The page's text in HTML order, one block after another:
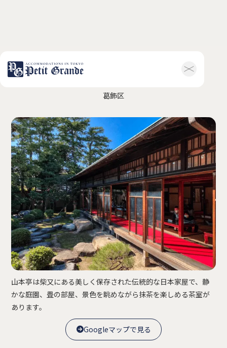
会社概要
キャンペーン
お問い合わせ
ホテル関連情報
トップ
プチグランデミ
ヤビ
利用規約
FAQ
家具付き物件
トップ
空室一覧
お客様の声
利用規約
FAQ
賃貸物件
概要
空室一覧
各種書類一覧
契約の流れ
鍵と保険について
自転車登録
よくある質問
利用規約
English
やまもと亭
葛飾区
山本亭は柴又にある美しく保存された伝統的な日本家屋で、静
かな庭園、畳の部屋、景色を眺めながら抹茶を楽しめる茶室が
あります。
Googleマップで見る
Googleマップで見る